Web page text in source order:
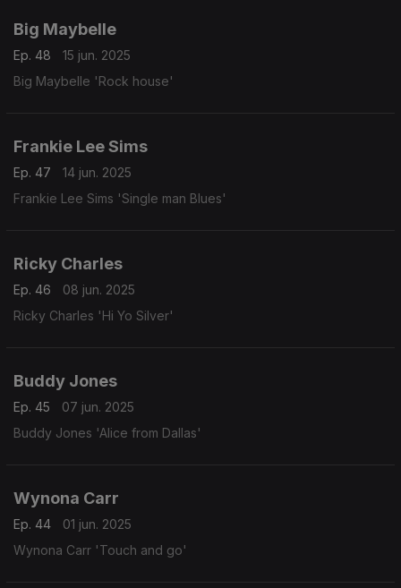
Big Maybelle
Ep. 48
15 jun. 2025
Big Maybelle 'Rock house'
Frankie Lee Sims
Ep. 47
14 jun. 2025
Frankie Lee Sims 'Single man Blues'
Ricky Charles
Ep. 46
08 jun. 2025
Ricky Charles 'Hi Yo Silver'
Buddy Jones
Ep. 45
07 jun. 2025
Buddy Jones 'Alice from Dallas'
Wynona Carr
Ep. 44
01 jun. 2025
Wynona Carr 'Touch and go'